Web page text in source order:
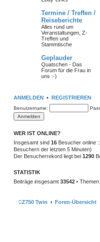
Termine / Treffen /
Reiseberichte
Alles rund um
Veranstaltungen, Z-
Treffen und
Stammtische
Geplauder
Quatschen - Das
Forum für die Frau in
uns :-)
ANMELDEN • REGISTRIEREN
Benutzername:
WER IST ONLINE?
Insgesamt sind 16 Besucher online
Besuchern der letzten 5 Minuten)
Der Besucherrekord liegt bei 1290
STATISTIK
Beiträge insgesamt 33542 •
Z750 Twin Foren-Übersicht